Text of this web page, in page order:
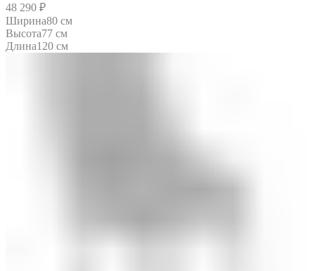
48 290 ₽
Ширина80 см
Высота77 см
Длина120 см